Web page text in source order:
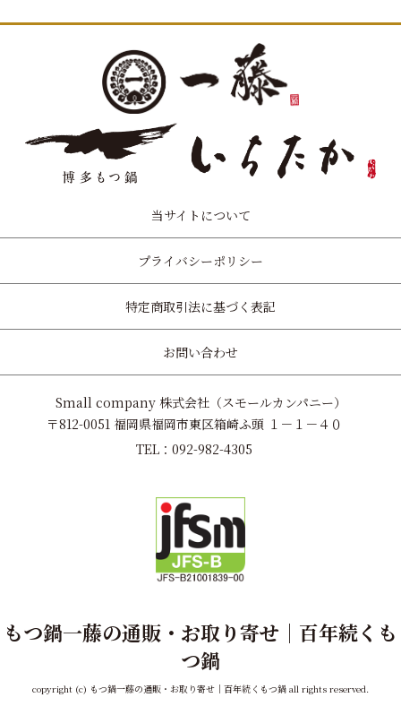
当サイトについて
プライバシーポリシー
特定商取引法に基づく表記
お問い合わせ
Small company 株式会社（スモールカンパニー）
〒812-0051 福岡県福岡市東区箱崎ふ頭 １－１－４０
TEL：092-982-4305
もつ鍋一藤の通販・お取り寄せ｜百年続くも
つ鍋
copyright (c) もつ鍋一藤の通販・お取り寄せ｜百年続くもつ鍋 all rights reserved.